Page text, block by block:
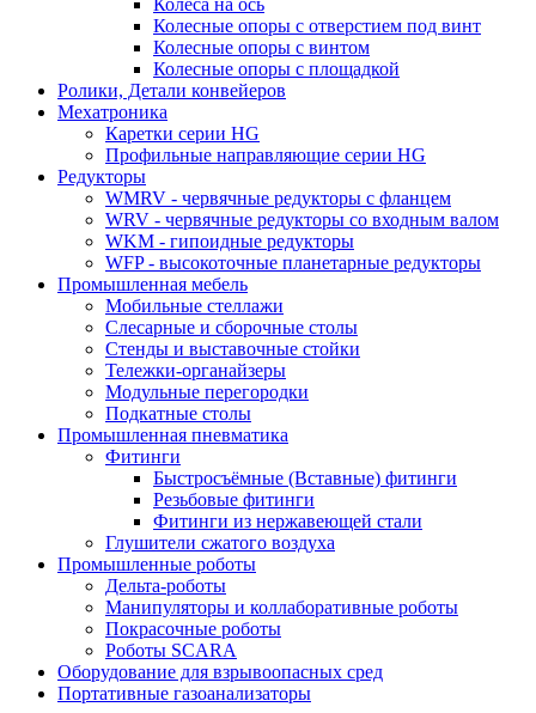
Колёса на ось
Колесные опоры с отверстием под винт
Колесные опоры с винтом
Колесные опоры с площадкой
Ролики, Детали конвейеров
Мехатроника
Каретки серии HG
Профильные направляющие серии HG
Редукторы
WMRV - червячные редукторы с фланцем
WRV - червячные редукторы со входным валом
WKM - гипоидные редукторы
WFP - высокоточные планетарные редукторы
Промышленная мебель
Мобильные стеллажи
Слесарные и сборочные столы
Стенды и выставочные стойки
Тележки-органайзеры
Модульные перегородки
Подкатные столы
Промышленная пневматика
Фитинги
Быстросъёмные (Вставные) фитинги
Резьбовые фитинги
Фитинги из нержавеющей стали
Глушители сжатого воздуха
Промышленные роботы
Дельта-роботы
Манипуляторы и коллаборативные роботы
Покрасочные роботы
Роботы SCARA
Оборудование для взрывоопасных сред
Портативные газоанализаторы